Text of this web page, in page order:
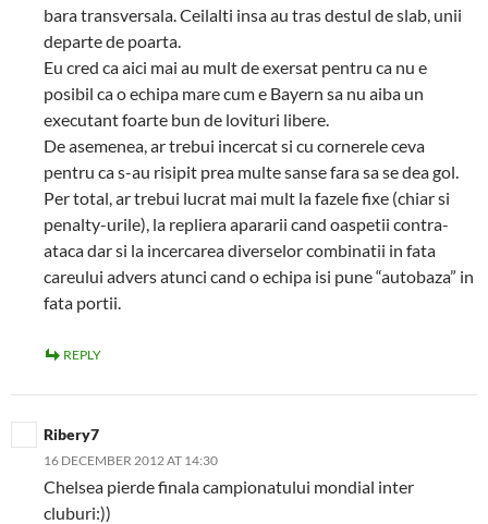
bara transversala. Ceilalti insa au tras destul de slab, unii
departe de poarta.
Eu cred ca aici mai au mult de exersat pentru ca nu e
posibil ca o echipa mare cum e Bayern sa nu aiba un
executant foarte bun de lovituri libere.
De asemenea, ar trebui incercat si cu cornerele ceva
pentru ca s-au risipit prea multe sanse fara sa se dea gol.
Per total, ar trebui lucrat mai mult la fazele fixe (chiar si
penalty-urile), la repliera apararii cand oaspetii contra-
ataca dar si la incercarea diverselor combinatii in fata
careului advers atunci cand o echipa isi pune “autobaza” in
fata portii.
REPLY
Ribery7
16 DECEMBER 2012 AT 14:30
Chelsea pierde finala campionatului mondial inter
cluburi:))